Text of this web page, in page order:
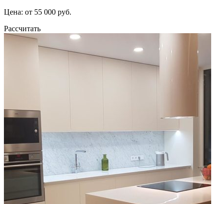
Цена: от 55 000 руб.
Рассчитать